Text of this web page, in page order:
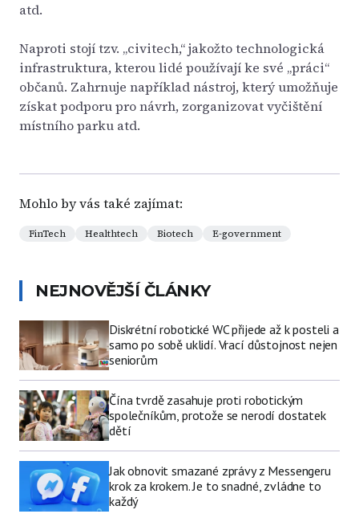
atd.
Naproti stojí tzv. „civitech,“ jakožto technologická
infrastruktura, kterou lidé používají ke své „práci“
občanů. Zahrnuje například nástroj, který umožňuje
získat podporu pro návrh, zorganizovat vyčištění
místního parku atd.
Mohlo by vás také zajímat:
FinTech Healthtech Biotech E-government
NEJNOVĚJŠÍ ČLÁNKY
Diskrétní robotické WC přijede až k posteli a
samo po sobě uklidí. Vrací důstojnost nejen
seniorům
Čína tvrdě zasahuje proti robotickým
společníkům, protože se nerodí dostatek
dětí
Jak obnovit smazané zprávy z Messengeru
krok za krokem. Je to snadné, zvládne to
každý